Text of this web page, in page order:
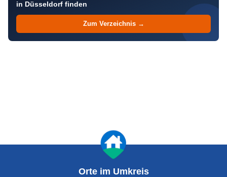
in Düsseldorf finden
Zum Verzeichnis →
Orte im Umkreis